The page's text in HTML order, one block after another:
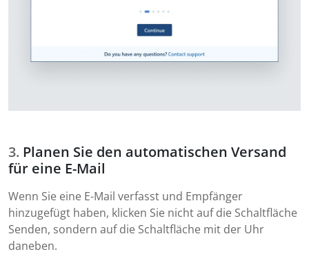
Planen Sie den automatischen Versand
für eine E-Mail
Wenn Sie eine E-Mail verfasst und Empfänger
hinzugefügt haben, klicken Sie nicht auf die Schaltfläche
Senden, sondern auf die Schaltfläche mit der Uhr
daneben.